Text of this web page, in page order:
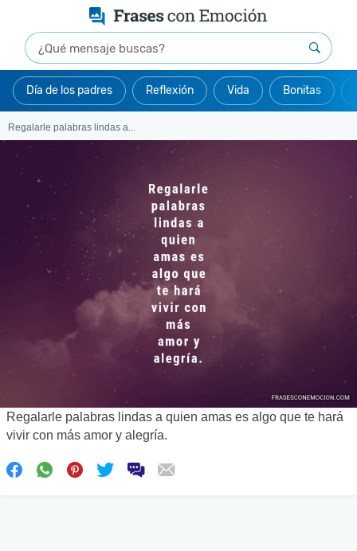
Día de los padres Reflexión Vida Bonitas
Regalarle palabras lindas a...
Regalarle palabras lindas a quien amas es algo que te hará
vivir con más amor y alegría.